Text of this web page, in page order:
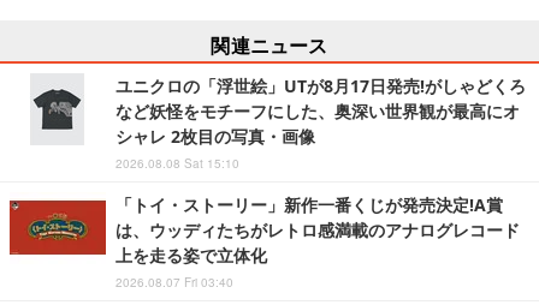
関連ニュース
ユニクロの「浮世絵」UTが8月17日発売!がしゃどくろ
など妖怪をモチーフにした、奥深い世界観が最高にオ
シャレ 2枚目の写真・画像
2026.08.08 Sat 15:10
「トイ・ストーリー」新作一番くじが発売決定!A賞
は、ウッディたちがレトロ感満載のアナログレコード
上を走る姿で立体化
2026.08.07 Fri 03:40